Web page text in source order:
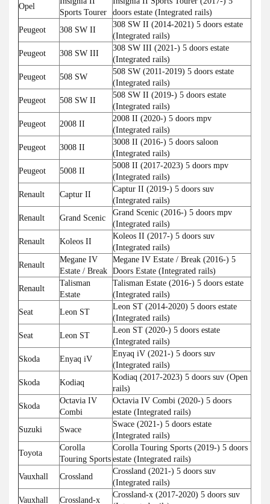
Opel
Sports Tourer
doors estate (Integrated rails)
Peugeot
308 SW II
308 SW II (2014-2021) 5 doors estate
(Integrated rails)
Peugeot
308 SW III
308 SW III (2021-) 5 doors estate
(Integrated rails)
Peugeot
508 SW
508 SW (2011-2019) 5 doors estate
(Integrated rails)
Peugeot
508 SW II
508 SW II (2019-) 5 doors estate
(Integrated rails)
Peugeot
2008 II
2008 II (2020-) 5 doors mpv
(Integrated rails)
Peugeot
3008 II
3008 II (2016-) 5 doors saloon
(Integrated rails)
Peugeot
5008 II
5008 II (2017-2023) 5 doors mpv
(Integrated rails)
Renault
Captur II
Captur II (2019-) 5 doors suv
(Integrated rails)
Renault
Grand Scenic
Grand Scenic (2016-) 5 doors mpv
(Integrated rails)
Renault
Koleos II
Koleos II (2017-) 5 doors suv
(Integrated rails)
Renault
Megane IV
Estate / Break
Megane IV Estate / Break (2016-) 5
Doors Estate (Integrated rails)
Renault
Talisman
Estate
Talisman Estate (2016-) 5 doors estate
(Integrated rails)
Seat
Leon ST
Leon ST (2014-2020) 5 doors estate
(Integrated rails)
Seat
Leon ST
Leon ST (2020-) 5 doors estate
(Integrated rails)
Skoda
Enyaq iV
Enyaq iV (2021-) 5 doors suv
(Integrated rails)
Skoda
Kodiaq
Kodiaq (2017-2023) 5 doors suv (Open
rails)
Skoda
Octavia IV
Combi
Octavia IV Combi (2020-) 5 doors
estate (Integrated rails)
Suzuki
Swace
Swace (2021-) 5 doors estate
(Integrated rails)
Toyota
Corolla
Touring Sports
Corolla Touring Sports (2019-) 5 doors
estate (Integrated rails)
Vauxhall
Crossland
Crossland (2021-) 5 doors suv
(Integrated rails)
Vauxhall
Crossland-x
Crossland-x (2017-2020) 5 doors suv